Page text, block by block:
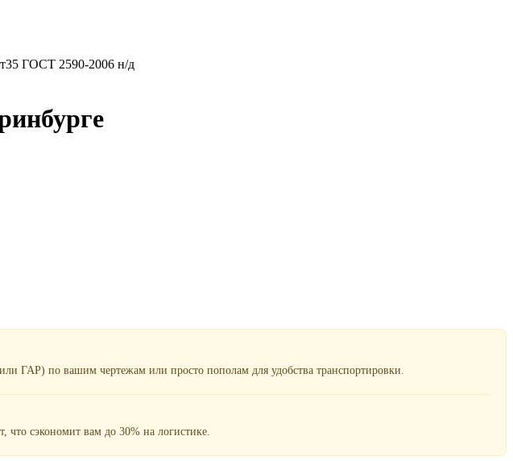
ГОСТ 2590-2006 н/д
ГАР) по вашим чертежам или просто пополам для удобства транспортировки.
что сэкономит вам до 30% на логистике.